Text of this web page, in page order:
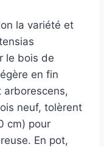
la variété et
le bois de
en fin
arborescens,
neuf, tolèrent
cm) pour
En pot,